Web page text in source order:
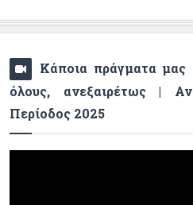
Κάποια πράγματα μας
όλους, ανεξαιρέτως |
Περίοδος 2025